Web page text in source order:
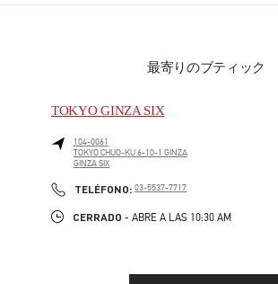
最寄りのブティック
TOKYO GINZA SIX
104-0061
TOKYOCHUO-KU6-10-1 GINZA
GINZA SIX
TELÉFONO: PHONE
03-5537-7717
CERRADO - ABRE A LAS 10:30 AM